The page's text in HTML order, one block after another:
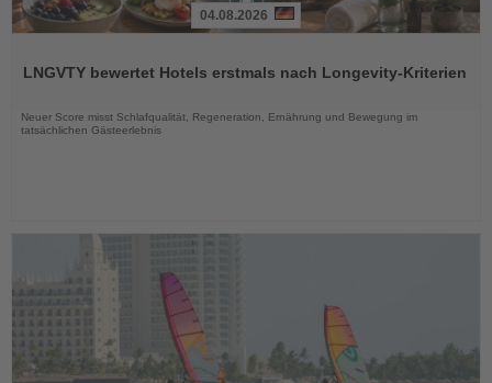
die
04.08.2026
LNGVTY bewertet Hotels erstmals nach Longevity-Kriterien
Neuer Score misst Schlafqualität, Regeneration, Ernährung und Bewegung im
tatsächlichen Gästeerlebnis